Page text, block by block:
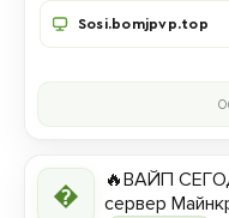
Sosi.bomjpvp.top

🔥ВАЙП
сервер